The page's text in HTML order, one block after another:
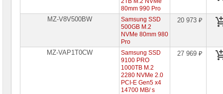
80mm 990 Pro
MZ-V8V500BW
Samsung SSD
500GB M.2
NVMe 80mm 980
Pro
20 973 ₽
MZ-VAP1T0CW
Samsung SSD
9100 PRO
1000TB M.2
2280 NVMe 2.0
PCI-E Gen5 x4
14700 MB/ s
27 969 ₽